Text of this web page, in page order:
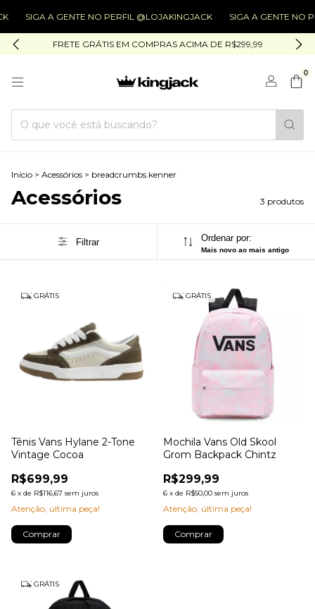
SIGA A GENTE NO PERFIL @LOJAKINGJACK SIGA A GENTE NO
FRETE GRÁTIS EM COMPRAS ACIMA DE R$299,99
0
Início > Acessórios > breadcrumbs.kenner
Acessórios 3 produtos
Filtrar Ordenar por:
Mais novo ao mais antigo
GRÁTIS
Tênis Vans Hylane 2-Tone
Vintage Cocoa
R$699,99
6 x de R$116,67 sem juros
Atenção, última peça!
Comprar
GRÁTIS
Mochila Vans Old Skool
Grom Backpack Chintz
R$299,99
6 x de R$50,00 sem juros
Atenção, última peça!
Comprar
GRÁTIS